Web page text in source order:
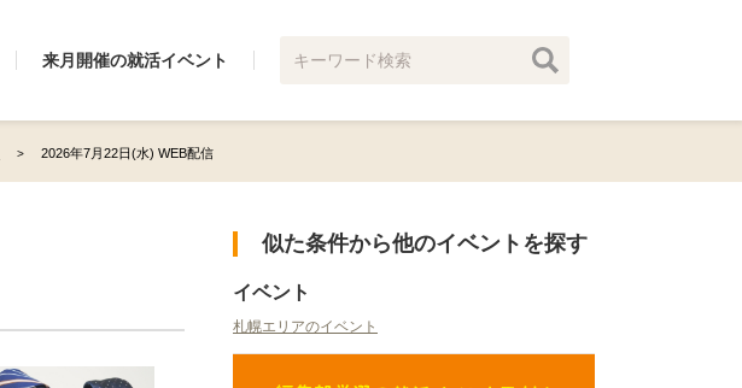
来月開催の就活イベント
2026年7月22日(水) WEB配信
似た条件から他のイベントを探す
イベント
札幌エリアのイベント